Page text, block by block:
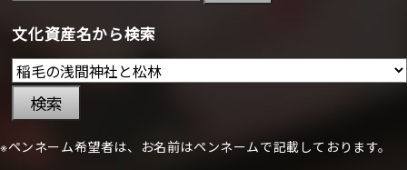
文化資産名から検索
検索
※ペンネーム希望者は、お名前はペンネームで記載しております。